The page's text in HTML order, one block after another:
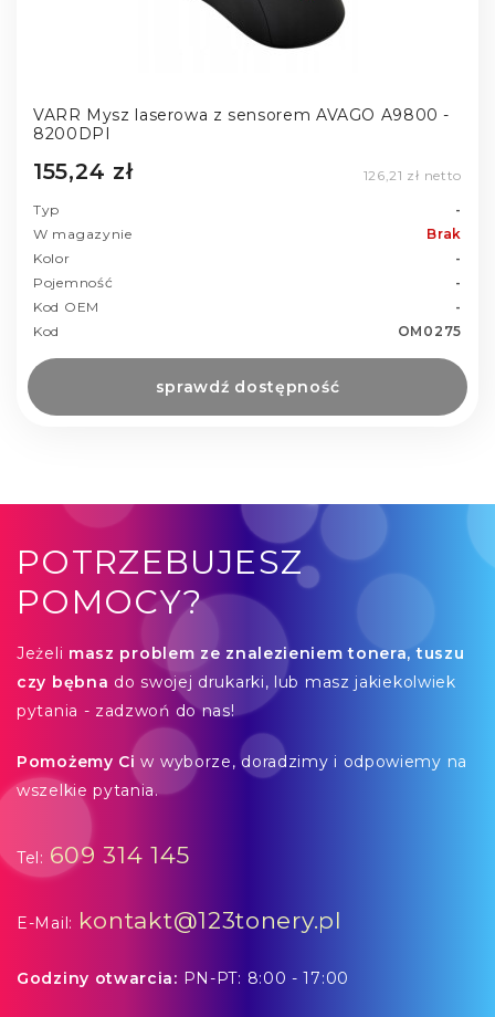
VARR Mysz laserowa z sensorem AVAGO A9800 -
8200DPI
155,24 zł 126,21 zł netto
Typ
-
W magazynie
Brak
Kolor
-
Pojemność
-
Kod OEM
-
Kod
OM0275
sprawdź dostępność
POTRZEBUJESZ
POMOCY?
Jeżeli masz problem ze znalezieniem tonera, tuszu
czy bębna do swojej drukarki, lub masz jakiekolwiek
pytania - zadzwoń do nas!
Pomożemy Ci w wyborze, doradzimy i odpowiemy na
wszelkie pytania.
Tel: 609 314 145
E-Mail: kontakt@123tonery.pl
Godziny otwarcia: PN-PT: 8:00 - 17:00